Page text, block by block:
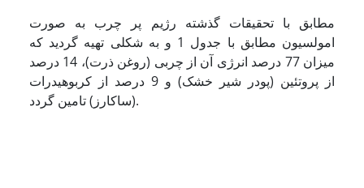
مطابق با تحقیقات گذشته رژیم پر چرب به صورت
امولسیون مطابق با جدول 1 و به شکلی تهیه گردید که
میزان 77 درصد انرژی آن از چربی (روغن ذرت)، 14 درصد
از پروتئین (پودر شیر خشک) و 9 درصد از کربوهیدرات
(ساکارز) تامین گردد.